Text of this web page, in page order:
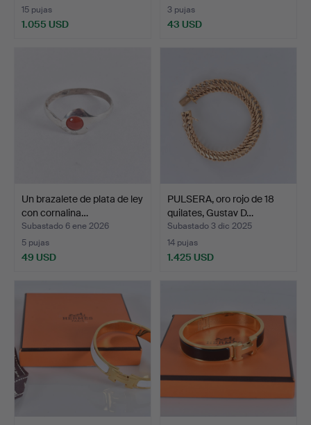
15 pujas
1.055 USD
3 pujas
43 USD
Un brazalete de plata de ley
con cornalina…
Subastado 6 ene 2026
5 pujas
49 USD
PULSERA, oro rojo de 18
quilates, Gustav D…
Subastado 3 dic 2025
14 pujas
1.425 USD